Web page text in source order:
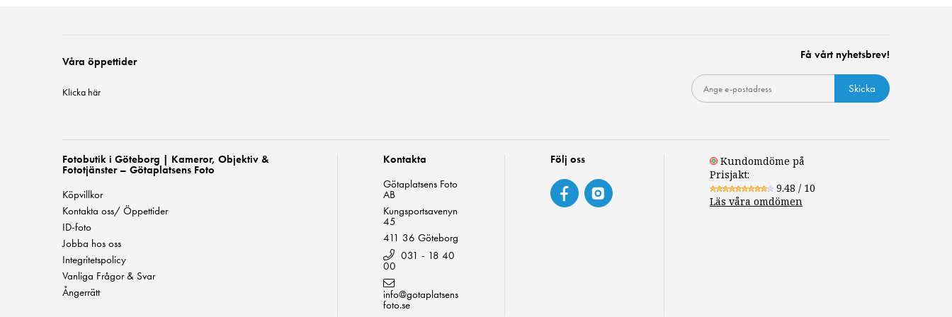
Våra öppettider
Klicka här
Få vårt nyhetsbrev!
Skicka
Fotobutik i Göteborg | Kameror, Objektiv &
Fototjänster – Götaplatsens Foto
Köpvillkor
Kontakta oss/ Öppettider
ID-foto
Jobba hos oss
Integritetspolicy
Vanliga Frågor & Svar
Ångerrätt
Kontakta
Götaplatsens Foto
AB
Kungsportsavenyn
45
411 36 Göteborg
031 - 18 40
00
info@gotaplatsens
foto.se
Följ oss